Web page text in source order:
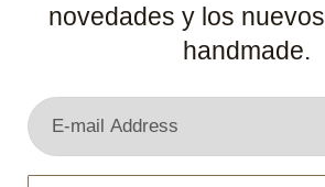
novedades y los
handmade.